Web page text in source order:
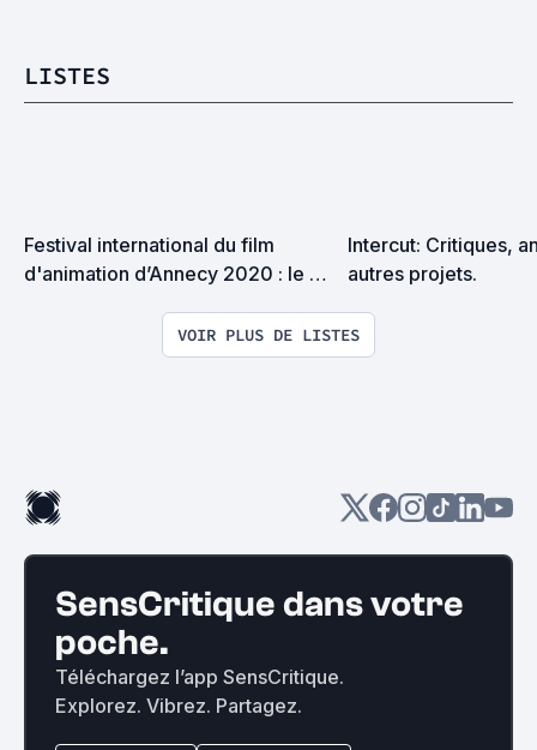
LISTES
Festival international du film
d'animation d’Annecy 2020 : le
Intercut: Critiques,
autres projets.
VOIR PLUS DE LISTES
SensCritique dans votre
poche.
Téléchargez l’app SensCritique.
Explorez. Vibrez. Partagez.